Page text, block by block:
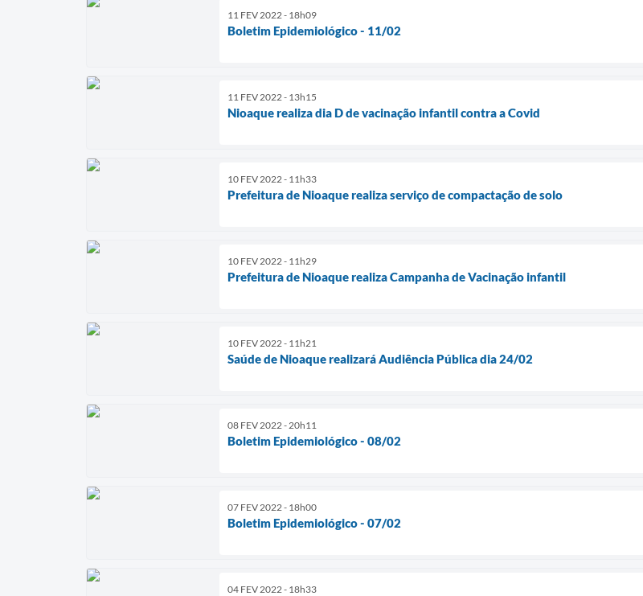
11 FEV 2022 - 18h09
Boletim Epidemiológico - 11/02
11 FEV 2022 - 13h15
Nioaque realiza dia D de vacinação infantil contra a Covid
10 FEV 2022 - 11h33
Prefeitura de Nioaque realiza serviço de compactação de solo
10 FEV 2022 - 11h29
Prefeitura de Nioaque realiza Campanha de Vacinação infantil
10 FEV 2022 - 11h21
Saúde de Nioaque realizará Audiência Pública dia 24/02
08 FEV 2022 - 20h11
Boletim Epidemiológico - 08/02
07 FEV 2022 - 18h00
Boletim Epidemiológico - 07/02
04 FEV 2022 - 18h33